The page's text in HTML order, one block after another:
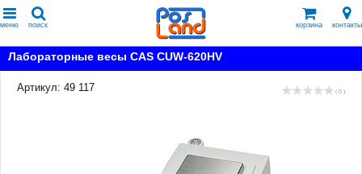
меню поиск корзина контакты
Лабораторные весы CAS CUW-620HV
Артикул: 49 117 ( 0 )